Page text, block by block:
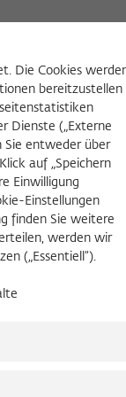
Die Cookies
bereitzustellen
Dienste („Externe
Sie entweder über
auf „Speichern
Einwilligung
Einstellungen
finden Sie weitere
werden wir
(„Essentiell“).